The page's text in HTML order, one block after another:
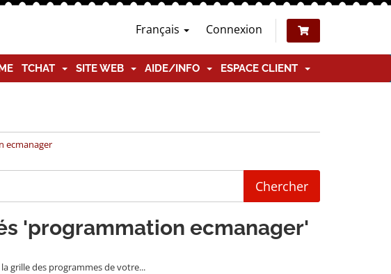
Français Connexion
TCHAT SITE WEB AIDE/INFO ESPACE CLIENT
ecmanager
'programmation ecmanager'
grille des programmes de votre...